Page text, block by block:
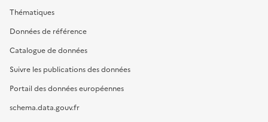
Thématiques
Données de référence
Catalogue de données
Suivre les publications des données
Portail des données européennes
schema.data.gouv.fr